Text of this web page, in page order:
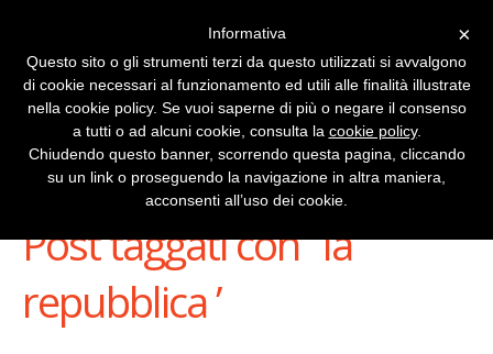
Stai Visualizzando
Post taggati con ‘ la
repubblica ’
×
Informativa
Questo sito o gli strumenti terzi da questo utilizzati si avvalgono
di cookie necessari al funzionamento ed utili alle finalità illustrate
nella cookie policy. Se vuoi saperne di più o negare il consenso
a tutti o ad alcuni cookie, consulta la cookie policy.
Chiudendo questo banner, scorrendo questa pagina, cliccando
su un link o proseguendo la navigazione in altra maniera,
acconsenti all’uso dei cookie.